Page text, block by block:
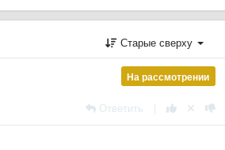
Старые сверху
На рассмотрении
Ответить